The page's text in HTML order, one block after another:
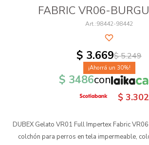
FABRIC VR06-
98442-98442
$ 3.669$5.249
30
$ 3486con
$ 3.302
DUBEX Gelato VR01 Full Impertex Fabric
colchón para perros en tela impermeable,